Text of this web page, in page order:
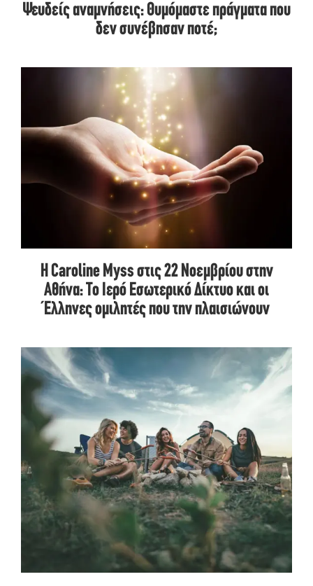
Ψευδείς αναμνήσεις: Θυμόμαστε πράγματα που
δεν συνέβησαν ποτέ;
H Caroline Myss στις 22 Νοεμβρίου στην
Αθήνα: Το Ιερό Εσωτερικό Δίκτυο και οι
Έλληνες ομιλητές που την πλαισιώνουν